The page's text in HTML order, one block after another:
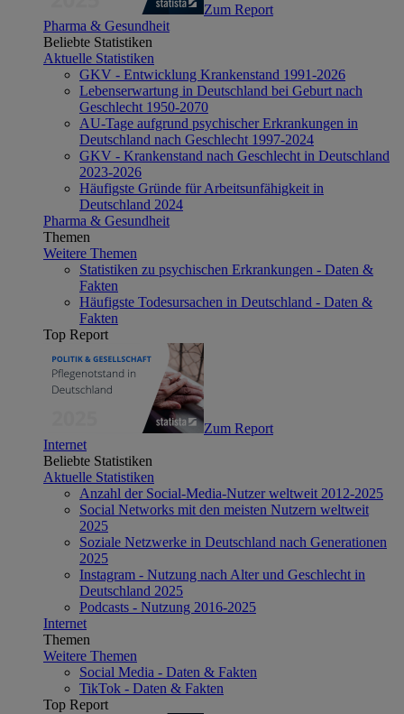
Zum Report
Pharma & Gesundheit
Beliebte Statistiken
Aktuelle Statistiken
GKV - Entwicklung Krankenstand 1991-2026
Lebenserwartung in Deutschland bei Geburt nach
Geschlecht 1950-2070
AU-Tage aufgrund psychischer Erkrankungen in
Deutschland nach Geschlecht 1997-2024
GKV - Krankenstand nach Geschlecht in Deutschland
2023-2026
Häufigste Gründe für Arbeitsunfähigkeit in
Deutschland 2024
Pharma & Gesundheit
Themen
Weitere Themen
Statistiken zu psychischen Erkrankungen - Daten &
Fakten
Häufigste Todesursachen in Deutschland - Daten &
Fakten
Top Report
Zum Report
Internet
Beliebte Statistiken
Aktuelle Statistiken
Anzahl der Social-Media-Nutzer weltweit 2012-2025
Social Networks mit den meisten Nutzern weltweit
2025
Soziale Netzwerke in Deutschland nach Generationen
2025
Instagram - Nutzung nach Alter und Geschlecht in
Deutschland 2025
Podcasts - Nutzung 2016-2025
Internet
Themen
Weitere Themen
Social Media - Daten & Fakten
TikTok - Daten & Fakten
Top Report